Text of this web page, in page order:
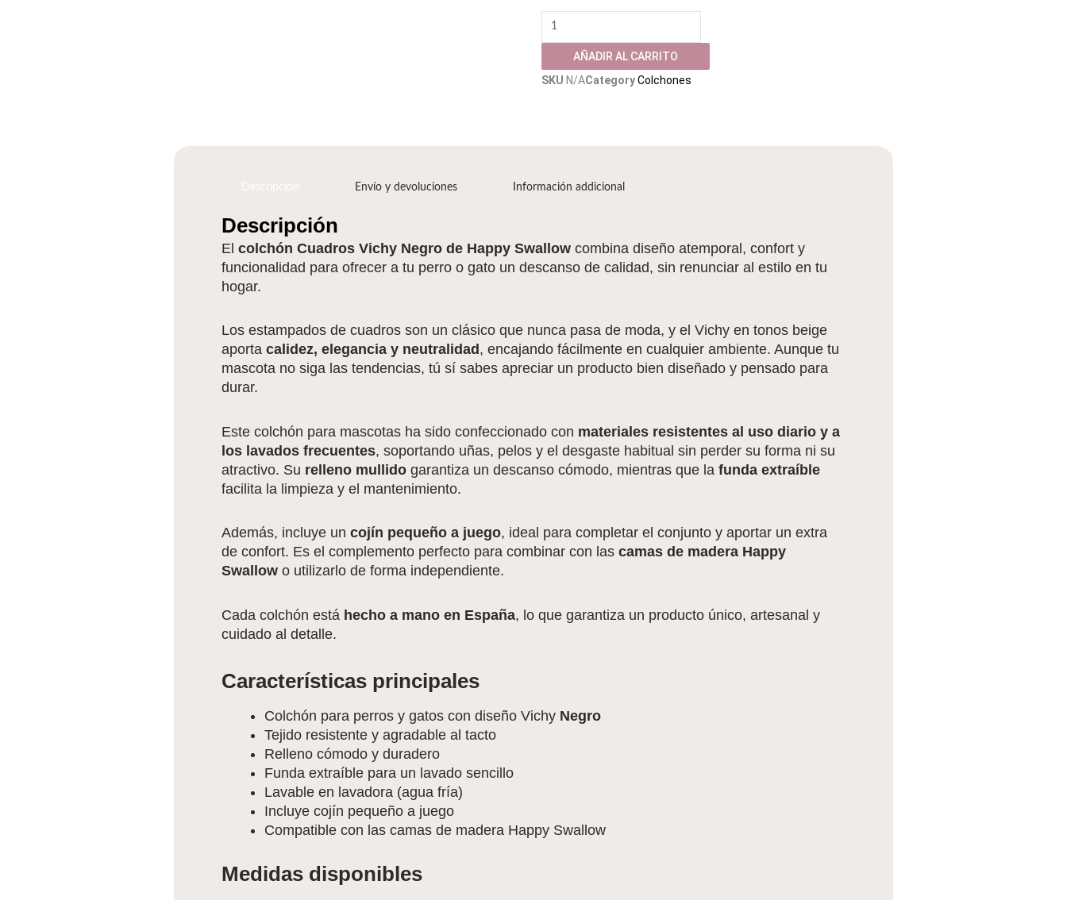
para
perro
gato
Tamaños
AÑADIR AL CARRITO
SKU N/ACategoryColchones
Descripción Envío y devoluciones Información addicional
Descripción
El colchón Cuadros Vichy Negro de Happy Swallowcombina diseño atemporal, confort y
funcionalidad para ofrecer a tu perro o gato un descanso de calidad, sin renunciar al estilo en tu
hogar.
Los estampados de cuadros son un clásico que nunca pasa de moda, y el Vichy en tonos beige
aporta calidez, elegancia y neutralidad , encajando fácilmente en cualquier ambiente. Aunque tu
mascota no siga las tendencias, tú sí sabes apreciar un producto bien diseñado y pensado para
durar.
Este colchón para mascotas ha sido confeccionado con materiales resistentes al uso diario y a
los lavados frecuentes, soportando uñas, pelos y el desgaste habitual sin perder su forma ni su
atractivo. Su relleno mullidogarantiza un descanso cómodo, mientras que la funda extraíble
facilita la limpieza y el mantenimiento.
Además, incluye un cojín pequeño a juego, ideal para completar el conjunto y aportar un extra
de confort. Es el complemento perfecto para combinar con las camas de madera Happy
Swallowo utilizarlo de forma independiente.
Cada colchón está hecho a mano en España, lo que garantiza un producto único, artesanal y
cuidado al detalle.
Características principales
Colchón para perros y gatos con diseño Vichy Negro
Tejido resistente y agradable al tacto
Relleno cómodo y duradero
Funda extraíble para un lavado sencillo
Lavable en lavadora (agua fría)
Incluye cojín pequeño a juego
Compatible con las camas de madera Happy Swallow
Medidas disponibles